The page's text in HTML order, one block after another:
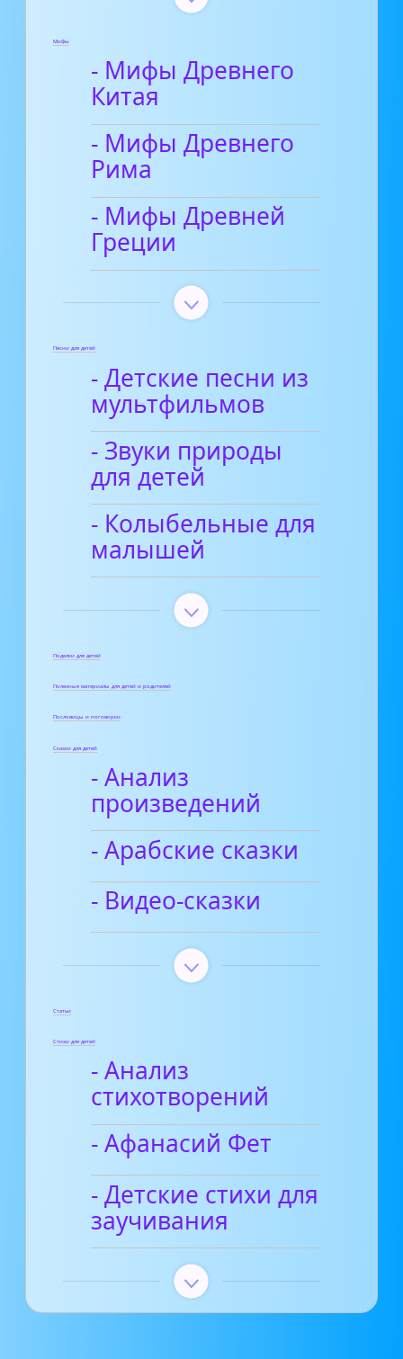
Мифы
- Мифы Древнего
Китая
- Мифы Древнего
Рима
- Мифы Древней
Греции
Песни для детей
- Детские песни из
мультфильмов
- Звуки природы
для детей
- Колыбельные для
малышей
Поделки для детей
Полезные материалы для детей и родителей
Пословицы и поговорки
Сказки для детей
- Анализ
произведений
- Арабские сказки
- Видео-сказки
Статьи
Стихи для детей
- Анализ
стихотворений
- Афанасий Фет
- Детские стихи для
заучивания